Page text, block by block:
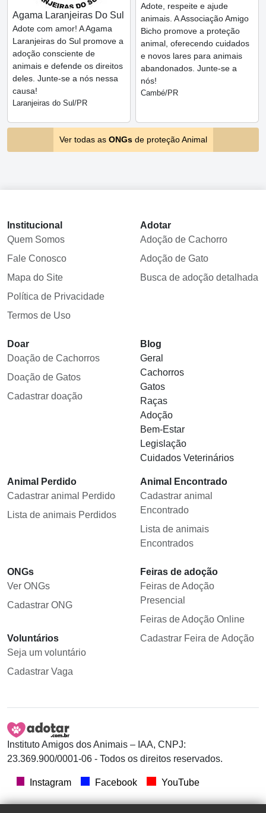
Agama Laranjeiras Do Sul
Adote com amor! A Agama
Laranjeiras do Sul promove a
adoção consciente de
animais e defende os direitos
deles. Junte-se a nós nessa
causa!
Laranjeiras do Sul/PR
Adote, respeite e ajude
animais. A Associação Amigo
Bicho promove a proteção
animal, oferecendo cuidados
e novos lares para animais
abandonados. Junte-se a
nós!
Cambé/PR
Ver todas as ONGsde proteção Animal
Institucional
Quem Somos
Fale Conosco
Mapa do Site
Política de Privacidade
Termos de Uso
Adotar
Adoção de Cachorro
Adoção de Gato
Busca de adoção detalhada
Doar
Doação de Cachorros
Doação de Gatos
Cadastrar doação
Blog
Geral
Cachorros
Gatos
Raças
Adoção
Bem-Estar
Legislação
Cuidados Veterinários
Animal Perdido
Cadastrar animal Perdido
Lista de animais Perdidos
Animal Encontrado
Cadastrar animal
Encontrado
Lista de animais
Encontrados
ONGs
Ver ONGs
Cadastrar ONG
Voluntários
Seja um voluntário
Cadastrar Vaga
Feiras de adoção
Feiras de Adoção
Presencial
Feiras de Adoção Online
Cadastrar Feira de Adoção
Instituto Amigos dos Animais – IAA, CNPJ:
23.369.900/0001-06 - Todos os direitos reservados.
Instagram Facebook YouTube